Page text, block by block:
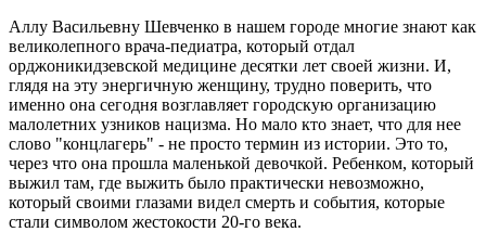
Аллу Васильевну Шевченко в нашем городе многие знают как
великолепного врача-педиатра, который отдал
орджоникидзевской медицине десятки лет своей жизни. И,
глядя на эту энергичную женщину, трудно поверить, что
именно она сегодня возглавляет городскую организацию
малолетних узников нацизма. Но мало кто знает, что для нее
слово "концлагерь" - не просто термин из истории. Это то,
через что она прошла маленькой девочкой. Ребенком, который
выжил там, где выжить было практически невозможно,
который своими глазами видел смерть и события, которые
стали символом жестокости 20-го века.